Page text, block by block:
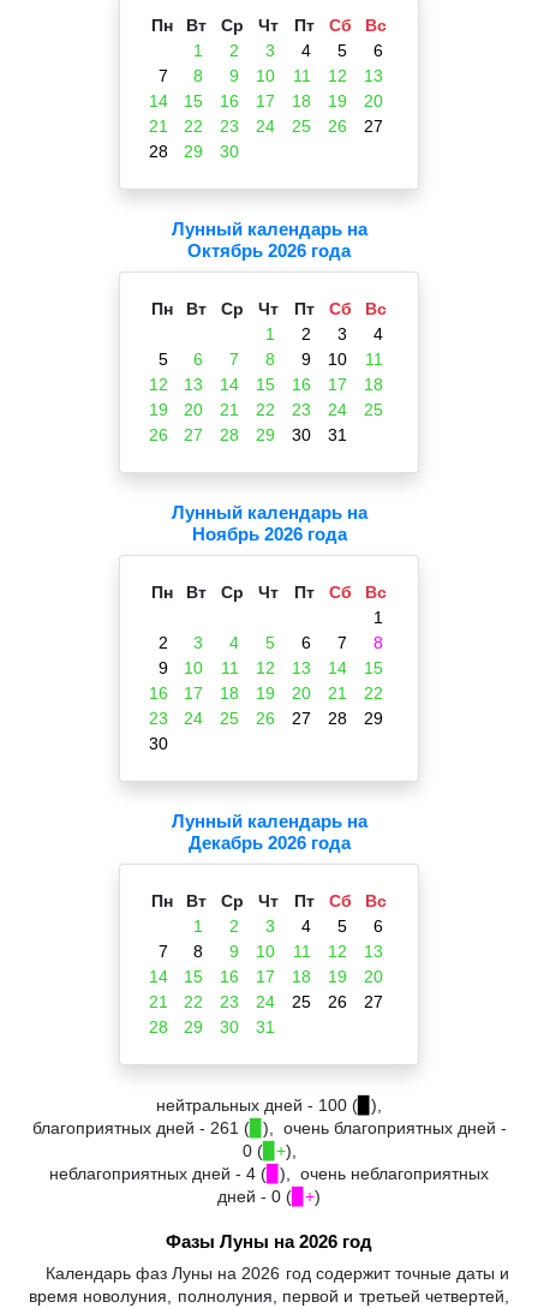
Пн Вт Ср Чт Пт Сб
Вс
1
2 3 4 5
6
7
8 9 10 11 12
13
14
15 16 17 18 19
20
21
22 23 24 25 26
27
28
29 30
Лунный календарь на
Октябрь 2026 года
Пн Вт Ср Чт Пт Сб
Вс
1
2 3
4
5
6 7 8 9 10
11
12
13 14 15 16 17
18
19
20 21 22 23 24
25
26
27 28 29 30 31
Лунный календарь на
Ноябрь 2026 года
Пн Вт Ср Чт Пт Сб
Вс
1
2
3 4 5 6 7
8
9
10 11 12 13 14
15
16
17 18 19 20 21
22
23
24 25 26 27 28
29
30
Лунный календарь на
Декабрь 2026 года
Пн Вт Ср Чт Пт Сб
Вс
1
2 3 4 5
6
7
8 9 10 11 12
13
14
15 16 17 18 19
20
21
22 23 24 25 26
27
28
29 30 31
нейтральных дней - 100 (
),
благоприятных дней - 261 (▉ ), очень благоприятных дней -
0 (▉+),
неблагоприятных дней - 4 (
), очень неблагоприятных
дней - 0 ( ▉+)
Фазы Луны на 2026 год
Календарь фаз Луны на 2026 год содержит точные даты и
время новолуния, полнолуния, первой и третьей четвертей,